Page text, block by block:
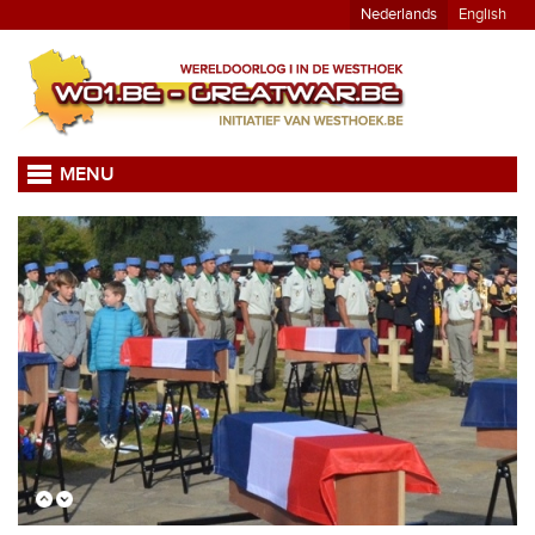
Nederlands English
MENU